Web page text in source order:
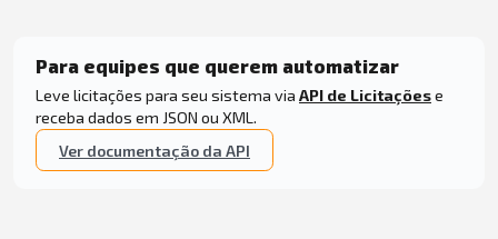
Para equipes que querem automatizar
Leve licitações para seu sistema via API de Licitaçõese
receba dados em JSON ou XML.
Ver documentação da API